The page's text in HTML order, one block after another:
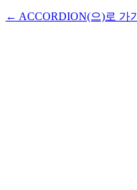
← ACCORDION(으)로 가기